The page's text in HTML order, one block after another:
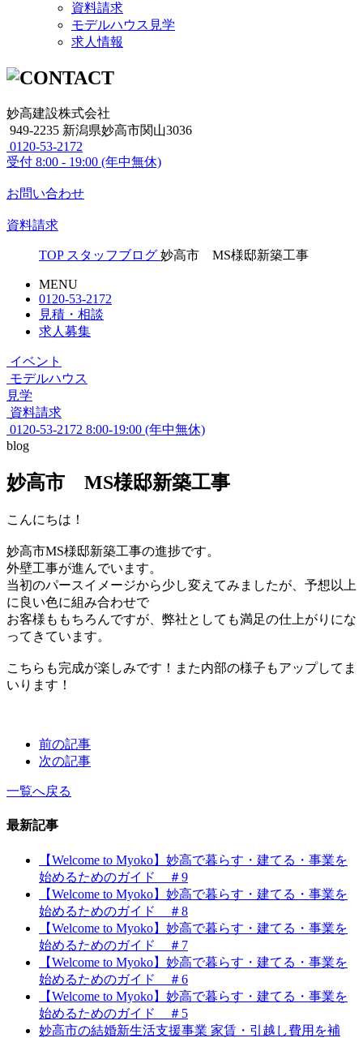
資料請求
モデルハウス見学
求人情報
妙高建設株式会社
949-2235 新潟県妙高市関山3036
0120-53-2172
受付 8:00 - 19:00 (年中無休)
お問い合わせ
資料請求
TOP スタッフブログ 妙高市 MS様邸新築工事
MENU
0120-53-2172
見積・相談
求人募集
イベント
モデルハウス
見学
資料請求
0120-53-2172 8:00-19:00 (年中無休)
blog
妙高市 MS様邸新築工事
こんにちは！
妙高市MS様邸新築工事の進捗です。
外壁工事が進んでいます。
当初のパースイメージから少し変えてみましたが、予想以上
に良い色に組み合わせで
お客様ももちろんですが、弊社としても満足の仕上がりにな
ってきています。
こちらも完成が楽しみです！また内部の様子もアップしてま
いります！
前の記事
次の記事
一覧へ戻る
最新記事
【Welcome to Myoko】妙高で暮らす・建てる・事業を
始めるためのガイド ＃9
【Welcome to Myoko】妙高で暮らす・建てる・事業を
始めるためのガイド ＃8
【Welcome to Myoko】妙高で暮らす・建てる・事業を
始めるためのガイド ＃7
【Welcome to Myoko】妙高で暮らす・建てる・事業を
始めるためのガイド ＃6
【Welcome to Myoko】妙高で暮らす・建てる・事業を
始めるためのガイド ＃5
妙高市の結婚新生活支援事業 家賃・引越し費用を補